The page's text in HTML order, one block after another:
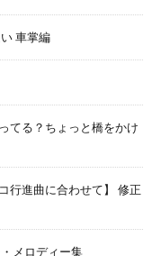
車掌編
てる？ちょっと橋をかけ
行進曲に合わせて】 修正
メロディー集